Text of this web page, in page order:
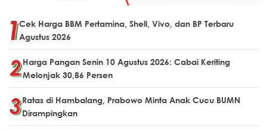
Cek Harga BBM Pertamina, Shell, Vivo, dan BP Terbaru
Agustus 2026
Harga Pangan Senin 10 Agustus 2026: Cabai Keriting
Melonjak 30,86 Persen
Ratas di Hambalang, Prabowo Minta Anak Cucu BUMN
Dirampingkan